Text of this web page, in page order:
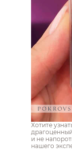
Хотите
и не
нашего